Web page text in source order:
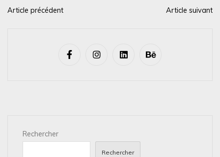
N
Article précédent Article suivant
Rechercher
Rechercher